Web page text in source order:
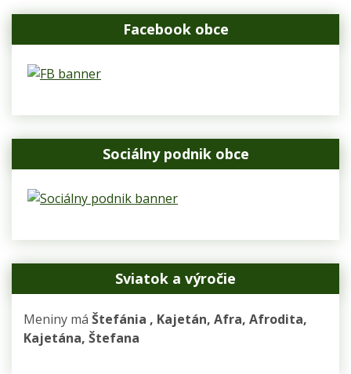
Facebook obce
Sociálny podnik obce
Sviatok a výročie
Meniny má Štefánia , Kajetán, Afra, Afrodita,
Kajetána, Štefana